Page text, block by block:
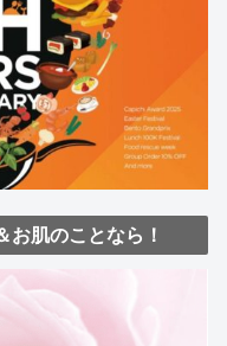
お肌のことなら！